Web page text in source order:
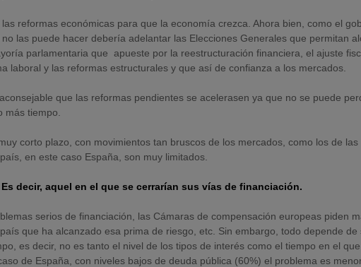
las reformas económicas para que la economía crezca. Ahora bien, como el
no las puede hacer debería adelantar las Elecciones Generales que permitan
parlamentaria que apueste por la reestructuración financiera, el ajuste
laboral y las reformas estructurales y que así de confianza a los mercados.
que las reformas pendientes se acelerasen ya que no se puede
más tiempo.
corto plazo, con movimientos tan bruscos de los mercados, como los de las
en este caso España, son muy limitados.
decir, aquel en el que se cerrarían sus vías de financiación.
serios de financiación, las Cámaras de compensación europeas piden
que ha alcanzado esa prima de riesgo, etc. Sin embargo, todo depende de
es decir, no es tanto el nivel de los tipos de interés como el tiempo en el
de España, con niveles bajos de deuda pública (60%) el problema es